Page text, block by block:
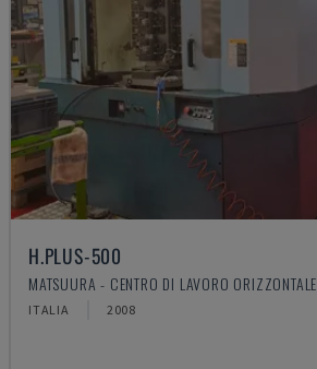
H.PLUS-500
MATSUURA - CENTRO DI LAVORO ORIZZONTALE
ITALIA 2008